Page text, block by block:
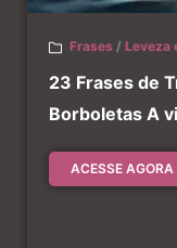
Frases / Leveza
23 Frases de
Borboletas A
ACESSE AGORA